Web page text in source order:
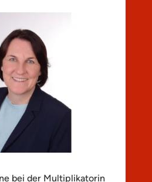
bei der Multiplikatorin